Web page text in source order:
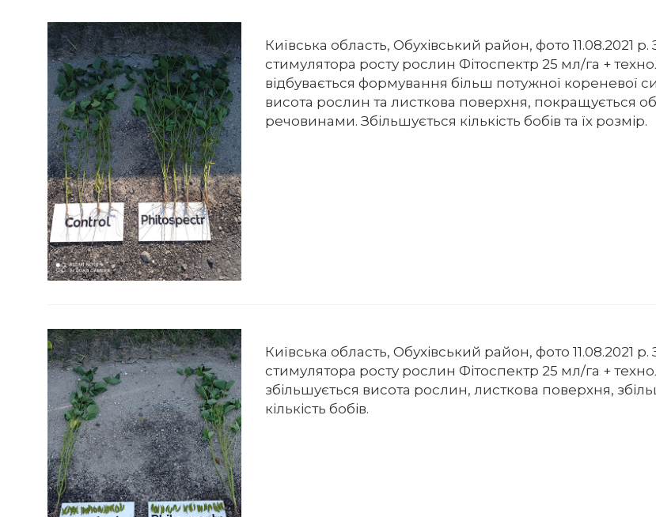
Київська область, Обухівський район, фото 11.08.2021
стимулятора росту рослин Фітоспектр 25 мл/га +
відбувається формування більш потужної кореневої
висота рослин та листкова поверхня, покращується
речовинами. Збільшується кількість бобів та їх розмір.
Київська область, Обухівський район, фото 11.08.2021
стимулятора росту рослин Фітоспектр 25 мл/га +
збільшується висота рослин, листкова поверхня,
кількість бобів.